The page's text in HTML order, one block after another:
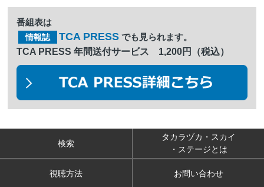
番組表は
情報誌 TCA PRESS でも見られます。
TCA PRESS 年間送付サービス 1,200円（税込）
検索
タカラヅカ・スカイ
・ステージとは
視聴方法 お問い合わせ